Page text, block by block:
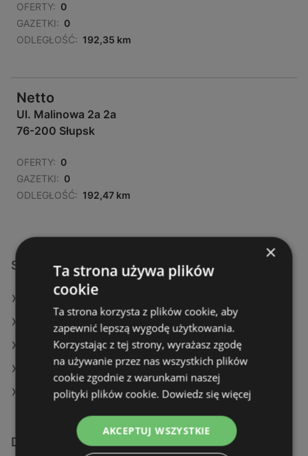
OFERTY: 0
GAZETKI: 0
ODLEGŁOŚĆ: 192,35 km
Netto
Ul. Malinowa 2a 2a
76-200 Słupsk
OFERTY: 0
GAZETKI: 0
ODLEGŁOŚĆ: 192,47 km
Sklepy Netto w:
Netto w Oława (Gmina)
Netto w Łuków (Gmina)
Netto w Kozienice
Netto w Orneta
Netto w Pszczyna
Dodatkowe łącza
×
Ta strona używa plików
cookie
Ta strona korzysta z plików cookie, aby
zapewnić lepszą wygodę użytkowania.
Korzystając z tej strony, wyrażasz zgodę
na używanie przez nas wszystkich plików
cookie zgodnie z warunkami naszej
polityki plików cookie. Dowiedz się więcej
AKCEPTUJ WSZYSTKIE